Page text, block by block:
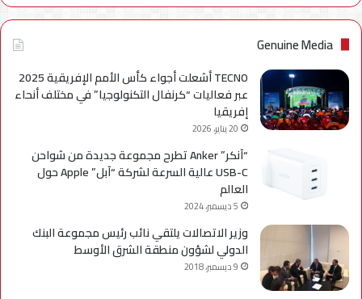
Genuine Media
TECNO أشعلت أجواء كأس الأمم الإفريقية 2025
عبر فعاليات “كرنفال التكنولوجيا” في مختلف أنحاء
إفريقيا
20 يناير، 2026
“آنكر” Anker تطرح مجموعة جديدة من شواحن
USB-C عالية السرعة لشركة “آبل” Apple حول
العالم
5 ديسمبر، 2024
وزير الاتصالات يلتقي نائب رئيس مجموعة البنك
الدولي لشؤون منطقة الشرق الأوسط
9 ديسمبر، 2018